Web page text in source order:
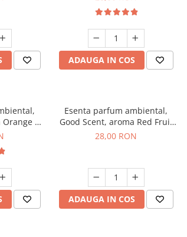
ADAUGA IN COS
Orange &
20 g
Esenta parfum ambiental,
Good Scent, aroma Red Fruit
Bubble, 20 g
28,00 RON
ADAUGA IN COS